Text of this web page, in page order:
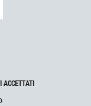
ACCETTATI